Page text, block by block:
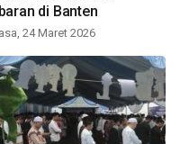
di Banten
24 Maret 2026